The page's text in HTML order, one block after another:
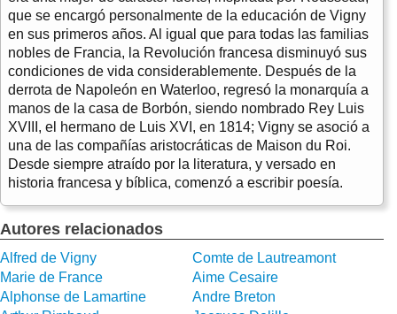
que se encargó personalmente de la educación de Vigny
en sus primeros años. Al igual que para todas las familias
nobles de Francia, la Revolución francesa disminuyó sus
condiciones de vida considerablemente. Después de la
derrota de Napoleón en Waterloo, regresó la monarquía a
manos de la casa de Borbón, siendo nombrado Rey Luis
XVIII, el hermano de Luis XVI, en 1814; Vigny se asoció a
una de las compañías aristocráticas de Maison du Roi.
Desde siempre atraído por la literatura, y versado en
historia francesa y bíblica, comenzó a escribir poesía.
Autores relacionados
Alfred de Vigny
Comte de Lautreamont
Marie de France
Aime Cesaire
Alphonse de Lamartine
Andre Breton